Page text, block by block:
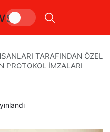
için imzalar
TARAFINDAN ÖZEL
PROTOKOL İMZALARI